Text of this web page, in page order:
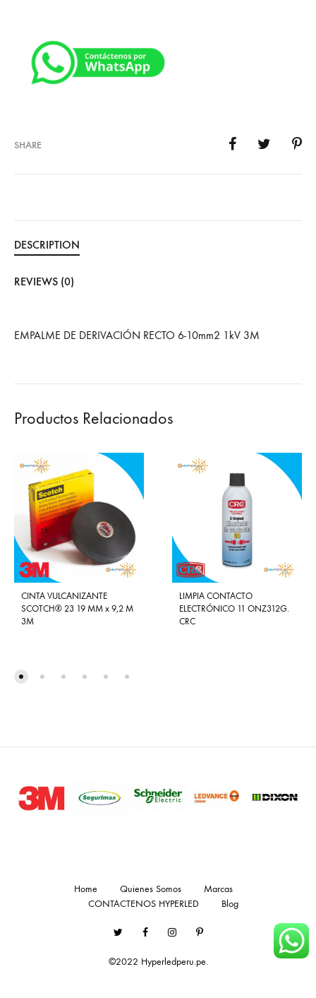
SHARE
DESCRIPTION
REVIEWS (0)
EMPALME DE DERIVACIÓN RECTO 6-10mm2 1kV 3M
Productos Relacionados
CINTA VULCANIZANTE
SCOTCH® 23 19 MM x 9,2 M
3M
LIMPIA CONTACTO
ELECTRÓNICO 11 ONZ312G.
CRC
©2022 Hyperledperu.pe.
Home Quienes Somos
Marcas
CONTACTENOS HYPERLED
Blog
TwitterFacebookInstagramPinterest